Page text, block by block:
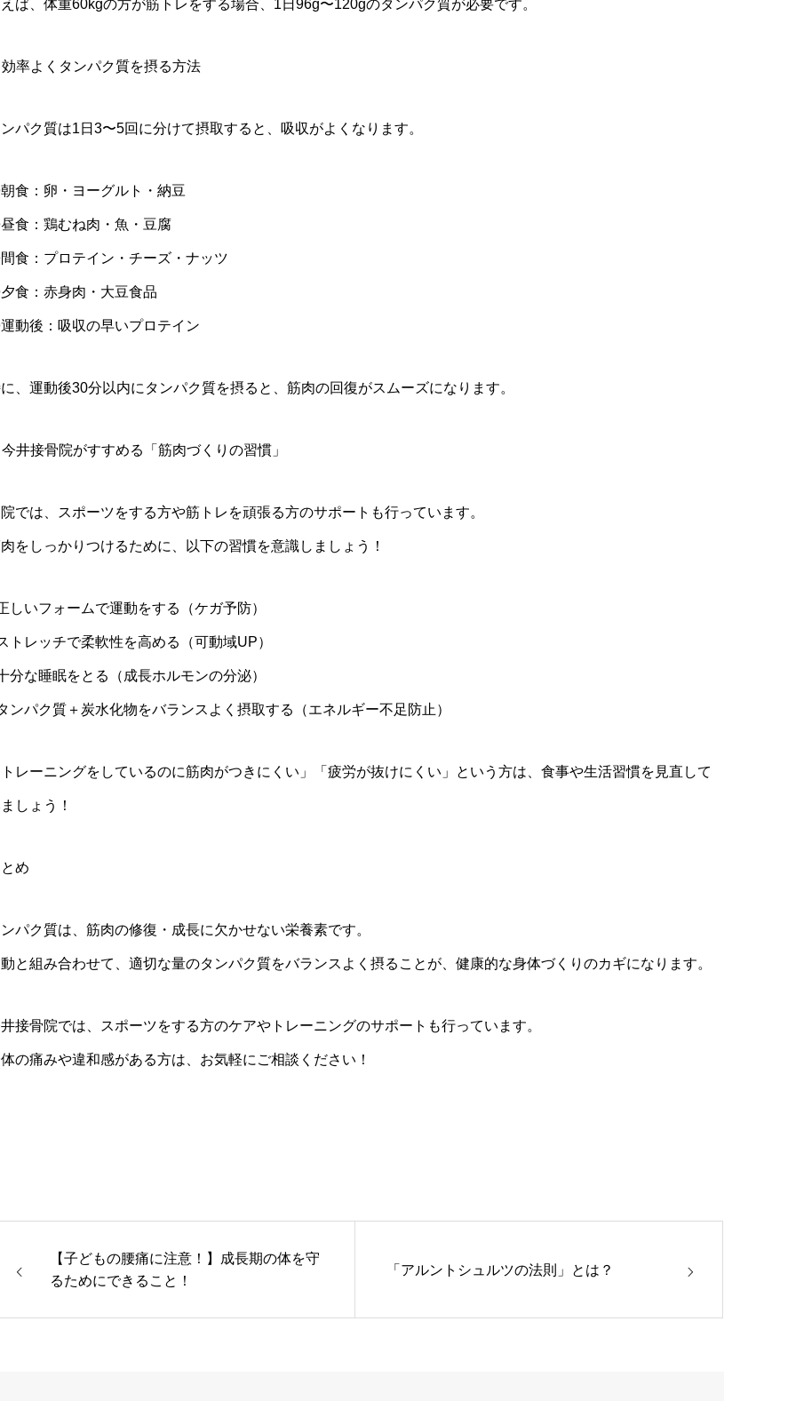
ば、体重60kgの方が筋トレをする場合、1日96g〜120gのタンパク質が必要です。
率よくタンパク質を摂る方法
パク質は1日3〜5回に分けて摂取すると、吸収がよくなります。
食：卵・ヨーグルト・納豆
食：鶏むね肉・魚・豆腐
食：プロテイン・チーズ・ナッツ
食：赤身肉・大豆食品
動後：吸収の早いプロテイン
、運動後30分以内にタンパク質を摂ると、筋肉の回復がスムーズになります。
井接骨院がすすめる「筋肉づくりの習慣」
では、スポーツをする方や筋トレを頑張る方のサポートも行っています。
をしっかりつけるために、以下の習慣を意識しましょう！
しいフォームで運動をする（ケガ予防）
トレッチで柔軟性を高める（可動域UP）
分な睡眠をとる（成長ホルモンの分泌）
ンパク質＋炭水化物をバランスよく摂取する（エネルギー不足防止）
レーニングをしているのに筋肉がつきにくい」「疲労が抜けにくい」という方は、食事や生活習慣を見直して
しょう！
め
パク質は、筋肉の修復・成長に欠かせない栄養素です。
と組み合わせて、適切な量のタンパク質をバランスよく摂ることが、健康的な身体づくりのカギになります。
接骨院では、スポーツをする方のケアやトレーニングのサポートも行っています。
の痛みや違和感がある方は、お気軽にご相談ください！
【子どもの腰痛に注意！】成長期の体を守
るためにできること！
「アルントシュルツの法則」とは？